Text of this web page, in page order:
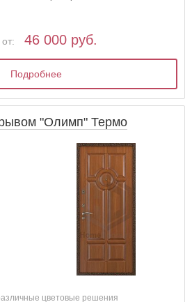
46 000 руб.
Подробнее
"Олимп" Термо
цветовые решения